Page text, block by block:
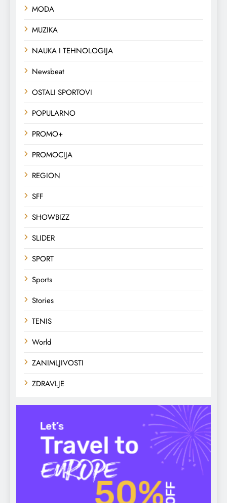
MODA
MUZIKA
NAUKA I TEHNOLOGIJA
Newsbeat
OSTALI SPORTOVI
POPULARNO
PROMO+
PROMOCIJA
REGION
SFF
SHOWBIZZ
SLIDER
SPORT
Sports
Stories
TENIS
World
ZANIMLJIVOSTI
ZDRAVLJE